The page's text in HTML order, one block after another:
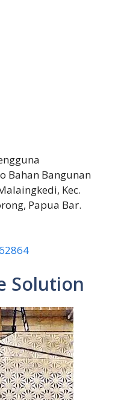
Bahan Bangunan
Kec.
Papua Bar.
Solution